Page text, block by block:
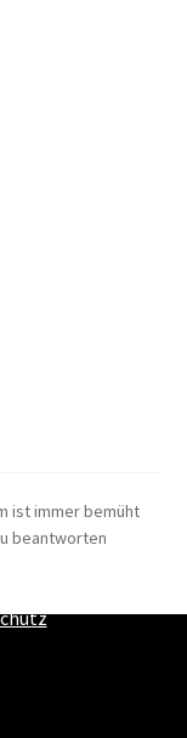
ist immer bemüht
beantworten